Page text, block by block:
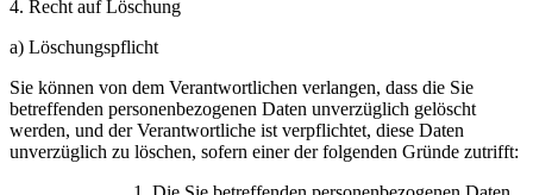
4. Recht auf Löschung
a) Löschungspflicht
Sie können von dem Verantwortlichen verlangen, dass die Sie
betreffenden personenbezogenen Daten unverzüglich gelöscht
werden, und der Verantwortliche ist verpflichtet, diese Daten
unverzüglich zu löschen, sofern einer der folgenden Gründe zutrifft: